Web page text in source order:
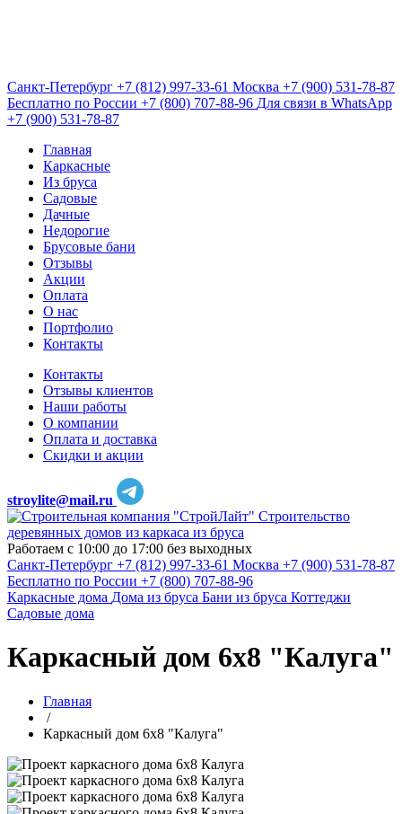
Санкт-Петербург +7 (812) 997-33-61 Москва +7 (900) 531-78-87
Бесплатно по России +7 (800) 707-88-96 Для связи в WhatsApp
+7 (900) 531-78-87
Главная
Каркасные
Из бруса
Садовые
Дачные
Недорогие
Брусовые бани
Отзывы
Акции
Оплата
О нас
Портфолио
Контакты
Контакты
Отзывы клиентов
Наши работы
О компании
Оплата и доставка
Скидки и акции
stroylite@mail.ru
Строительство
деревянных домов из каркаса из бруса
Работаем с 10:00 до 17:00 без выходных
Санкт-Петербург +7 (812) 997-33-61 Москва +7 (900) 531-78-87
Бесплатно по России +7 (800) 707-88-96
Каркасные дома Дома из бруса Бани из бруса Коттеджи
Садовые дома
Каркасный дом 6х8 "Калуга"
Главная
/
Каркасный дом 6х8 "Калуга"